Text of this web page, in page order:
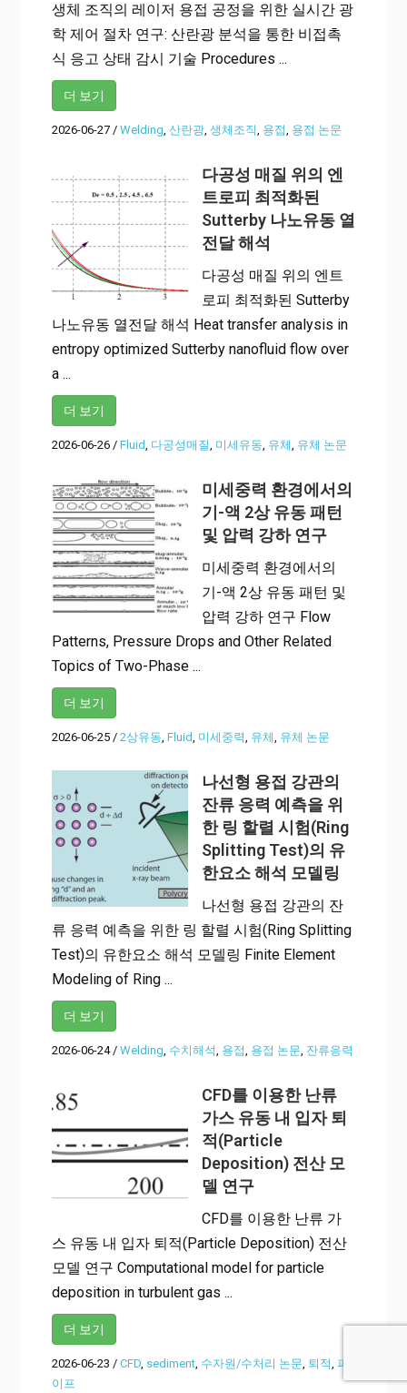
생체 조직의 레이저 용접 공정을 위한 실시간 광
학 제어 절차 연구: 산란광 분석을 통한 비접촉
식 응고 상태 감시 기술 Procedures ...
더 보기
2026-06-27/ Welding, 산란광, 생체조직, 용접, 용접 논문
다공성 매질 위의 엔
트로피 최적화된
Sutterby 나노유동 열
전달 해석
다공성 매질 위의 엔트
로피 최적화된 Sutterby
나노유동 열전달 해석 Heat transfer analysis in
entropy optimized Sutterby nanofluid flow over
a ...
더 보기
2026-06-26/ Fluid, 다공성매질, 미세유동, 유체, 유체 논문
미세중력 환경에서의
기-액 2상 유동 패턴
및 압력 강하 연구
미세중력 환경에서의
기-액 2상 유동 패턴 및
압력 강하 연구 Flow
Patterns, Pressure Drops and Other Related
Topics of Two-Phase ...
더 보기
2026-06-25/ 2상유동, Fluid, 미세중력, 유체, 유체 논문
나선형 용접 강관의
잔류 응력 예측을 위
한 링 할렬 시험(Ring
Splitting Test)의 유
한요소 해석 모델링
나선형 용접 강관의 잔
류 응력 예측을 위한 링 할렬 시험(Ring Splitting
Test)의 유한요소 해석 모델링 Finite Element
Modeling of Ring ...
더 보기
2026-06-24/ Welding, 수치해석, 용접, 용접 논문, 잔류응력
CFD를 이용한 난류
가스 유동 내 입자 퇴
적(Particle
Deposition) 전산 모
델 연구
CFD를 이용한 난류 가
스 유동 내 입자 퇴적(Particle Deposition) 전산
모델 연구 Computational model for particle
deposition in turbulent gas ...
더 보기
2026-06-23 / CFD, sediment, 수자원/수처리 논문, 퇴적, 파
이프